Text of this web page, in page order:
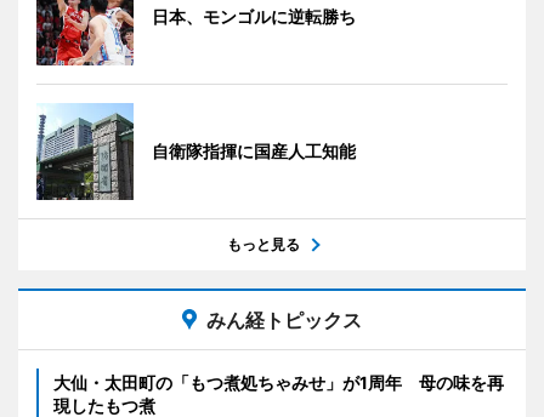
日本、モンゴルに逆転勝ち
自衛隊指揮に国産人工知能
もっと見る
みん経トピックス
大仙・太田町の「もつ煮処ちゃみせ」が1周年 母の味を再
現したもつ煮